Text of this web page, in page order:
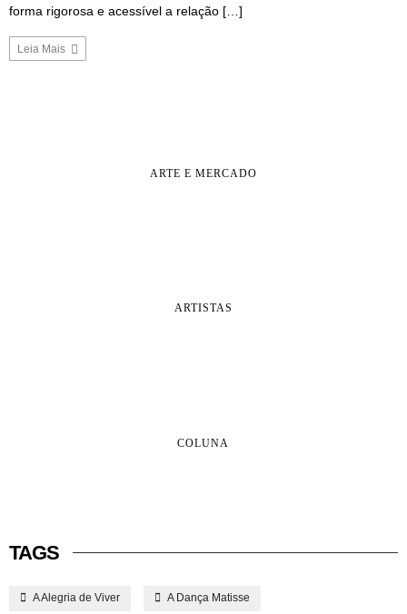
forma rigorosa e acessível a relação […]
Leia Mais
ARTE E MERCADO
ARTISTAS
COLUNA
TAGS
A Alegria de Viver A Dança Matisse